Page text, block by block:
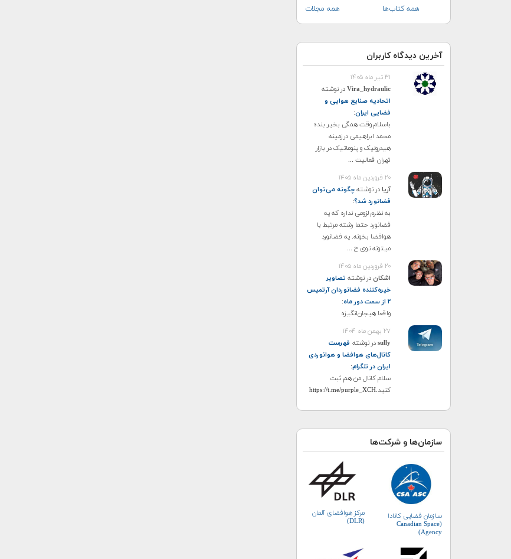
همه کتاب‌ها همه مجلات
آخرین دیدگاه کاربران
۳۱ تیر ماه ۱۴۰۵
Vira_hydraulicدر نوشته
اتحادیه صنایع هوایی و
فضایی ایران:
باسلام وقت همگی بخیر بنده
محمد ابراهیمی درزمینه
هیدرولیک و پنوماتیک در بازار
تهران فعالیت ...
۲۰ فروردین ماه ۱۴۰۵
آریادر نوشتهچگونه می‌توان
فضانورد شد؟:
به نظرم لزومی نداره که یه
فضانورد حتما رشته مرتبط با
هوافضا بخونه. یه فضانورد
میتونه توی ح ...
۲۰ فروردین ماه ۱۴۰۵
اشکاندر نوشته تصاویر
خیره‌کننده فضانوردان آرتمیس
۲ از سمت دور ماه
:
واقعا هیجان‌انگیزه
۲۷ بهمن ماه ۱۴۰۴
sullyدر نوشته فهرست
کانال‌های هوافضا و هوانوردی
ایران در تلگرام:
سلام کانال من هم ثبت
کنید.https://t.me/purple_XCH
سازمان‌ها و شرکت‌ها
سازمان فضایی کانادا
(Canadian Space
Agency)
مرکز هوافضای آلمان
(DLR)